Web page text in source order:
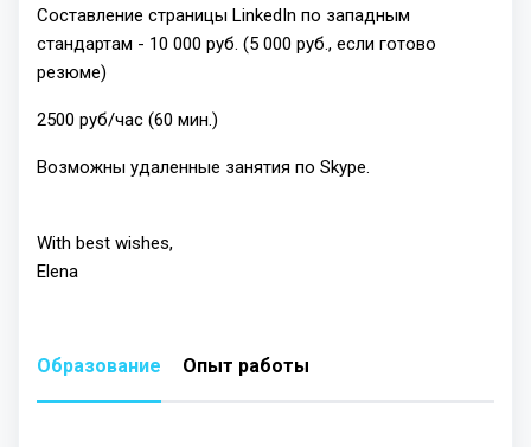
Составление страницы LinkedIn по западным
стандартам - 10 000 руб. (5 000 руб., если готово
резюме)
2500 руб/час (60 мин.)
Возможны удаленные занятия по Skype.
With best wishes,
Elena
Образование Опыт работы